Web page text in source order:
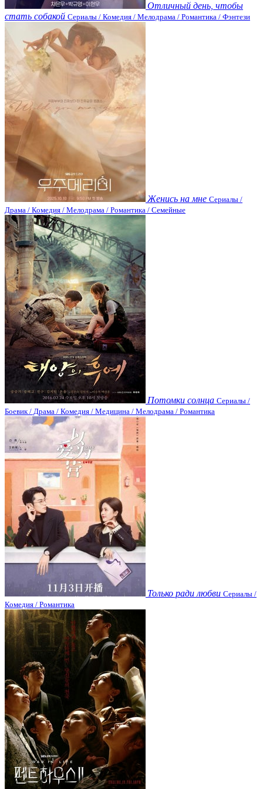
Отличный день, чтобы
стать собакой Сериалы / Комедия / Мелодрама / Романтика / Фэнтези
Женись на мне Сериалы /
Драма / Комедия / Мелодрама / Романтика / Семейные
Потомки солнца Сериалы /
Боевик / Драма / Комедия / Медицина / Мелодрама / Романтика
Только ради любви Сериалы /
Комедия / Романтика